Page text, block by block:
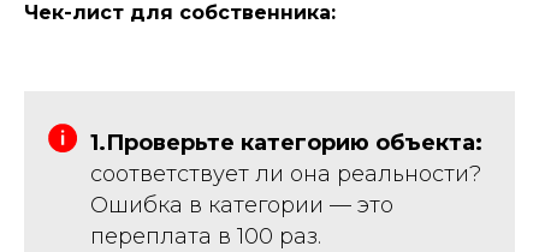
Чек-лист для собственника:
1.Проверьте категорию объекта:
соответствует ли она реальности?
Ошибка в категории — это
переплата в 100 раз.